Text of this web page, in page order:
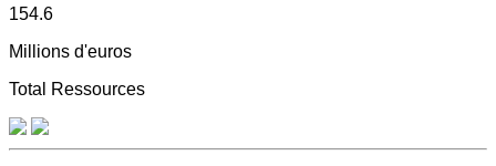
154.6
Millions d'euros
Total Ressources